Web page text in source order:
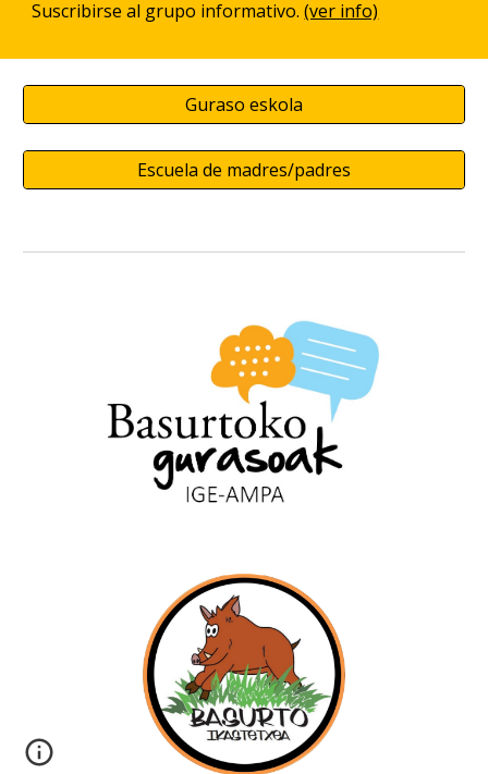
Suscribirse al grupo informativo. (ver info)
Guraso eskola
Escuela de madres/padres